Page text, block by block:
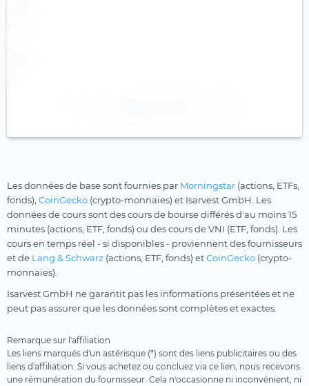
Les données de base sont fournies par Morningstar (actions, ETFs,
fonds), CoinGecko (crypto-monnaies) et Isarvest GmbH. Les
données de cours sont des cours de bourse différés d'au moins 15
minutes (actions, ETF, fonds) ou des cours de VNI (ETF, fonds). Les
cours en temps réel - si disponibles - proviennent des fournisseurs
et de Lang & Schwarz (actions, ETF, fonds) etCoinGecko (crypto-
monnaies).
Isarvest GmbH ne garantit pas les informations présentées et ne
peut pas assurer que les données sont complètes et exactes.
Remarque sur l'affiliation
Les liens marqués d'un astérisque (*) sont des liens publicitaires ou des
liens d'affiliation. Si vous achetez ou concluez via ce lien, nous recevons
une rémunération du fournisseur. Cela n'occasionne ni inconvénient, ni